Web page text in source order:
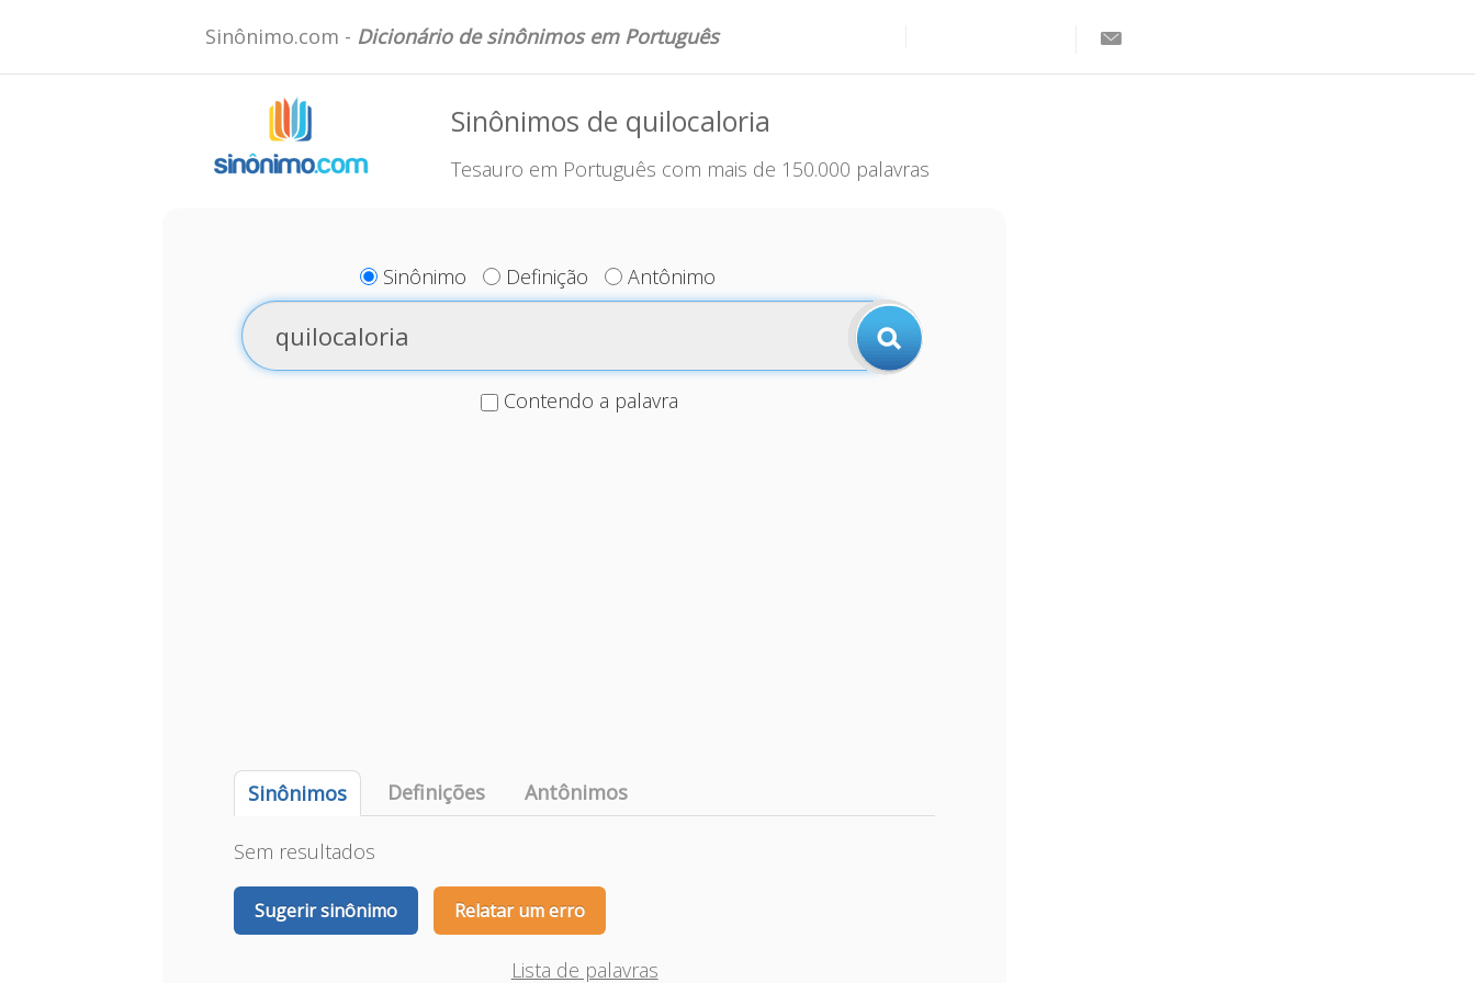
Sinônimo.com - Dicionário de sinônimos em Português
Sinônimos de quilocaloria
Tesauro em Português com mais de 150.000 palavras
Sinônimo Definição Antônimo
Contendo a palavra
Sinônimos Definições Antônimos
Sem resultados
Sugerir sinônimo Relatar um erro
Lista de palavras